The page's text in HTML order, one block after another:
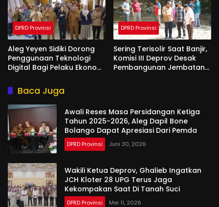
DPRD Provinsi
Aleg Yeyen Sidiki Dorong
Penggunaan Teknologi
Digital Bagi Pelaku Ekonomi
DPRD Provinsi
Sering Terisolir Saat Banjir,
Komisi III Deprov Desak
Pembangunan Jembatan
Baca Juga
Awali Reses Masa Persidangan Ketiga
Tahun 2025-2026, Aleg Dapil Bone
Bolango Dapat Apresiasi Dari Pemda
DPRD Provinsi Juni 30, 2026
Wakili Ketua Deprov, Ghalieb Ingatkan
JCH Kloter 28 UPG Terus Jaga
Kekompakan Saat Di Tanah Suci
DPRD Provinsi Mei 11, 2026